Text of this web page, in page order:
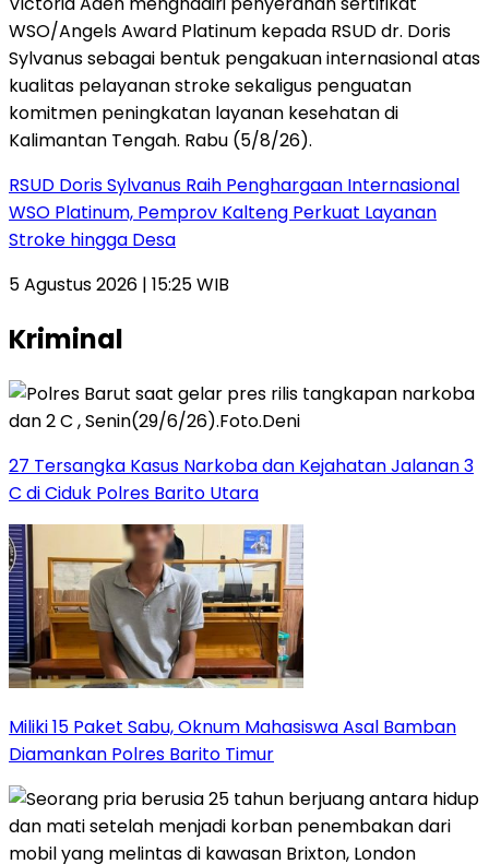
RSUD Doris Sylvanus Raih Penghargaan Internasional
WSO Platinum, Pemprov Kalteng Perkuat Layanan
Stroke hingga Desa
5 Agustus 2026 | 15:25 WIB
Kriminal
27 Tersangka Kasus Narkoba dan Kejahatan Jalanan 3
C di Ciduk Polres Barito Utara
Miliki 15 Paket Sabu, Oknum Mahasiswa Asal Bamban
Diamankan Polres Barito Timur